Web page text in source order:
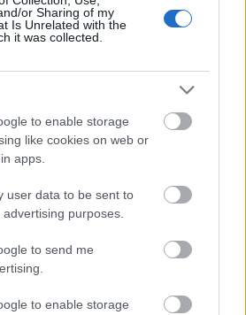
or Sharing of my
Is Unrelated with the
it was collected.
to enable storage
like cookies on web or
apps.
user data to be sent to
purposes.
to send me
to enable storage
figyelmen kívül
amit aztán még ...